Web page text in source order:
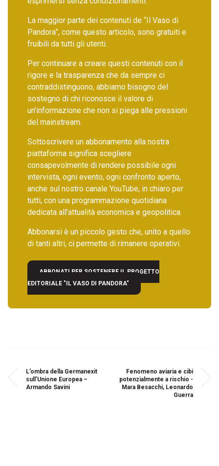
La maggior parte dei contenuti de “Il Vaso di
Pandora”, come questo articolo, sono gratuiti e
fruibili da tutti gli utenti.
Per continuare a creare questi contenuti con il
rigore e la trasparenza che da sempre ci
contraddistinguono, abbiamo bisogno del
sostegno di chi riconosce il valore di
un’informazione che non si piega alle pressioni
del mainstream.
Sottoscrivere un abbonamento alla nostra
piattaforma significa scegliere
consapevolmente di rendere possibile ogni
intervista, ogni evento, ogni confronto aperto,
anche sul nostro canale YouTube, in chiaro per
tutti, con una programmazione quotidiana
dedicata all’attualità economica e geopolitica.
Abbonarsi è un piccolo gesto che, unito a quello
di tanti altri, ci permette di rimanere operativi.
ABBONATI PER SOSTENERE IL PROGETTO
EDITORIALE "IL VASO DI PANDORA"
L’ombra della Germanexit
sull’Unione Europea –
Armando Savini
Fenomeno aviaria e cibi
potenzialmente a rischio -
Mara Besacchi, Leonardo
Guerra